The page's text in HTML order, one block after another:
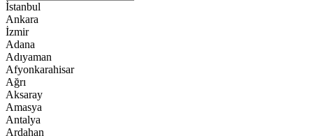
İstanbul
Ankara
İzmir
Adana
Adıyaman
Afyonkarahisar
Ağrı
Aksaray
Amasya
Antalya
Ardahan